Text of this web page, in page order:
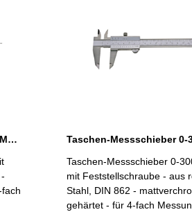
Taschen-Messschieber 0-300 mm Messbereich mit Feineinstellung
Taschen-Messschieber 0-
mit Feststellschraube - aus
Stahl, DIN 862 -
gehärtet - für 4-fach